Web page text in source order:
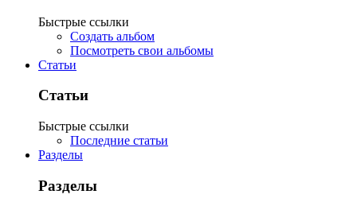
Быстрые ссылки
Создать альбом
Посмотреть свои альбомы
Статьи
Статьи
Быстрые ссылки
Последние статьи
Разделы
Разделы